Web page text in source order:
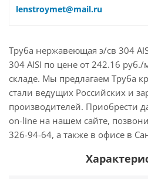
lenstroymet@mail.ru
Труба нержавеющая э/св 304
304 AISI по цене от 242.16
складе. Мы предлагаем Труба
стали ведущих Российских и
производителей. Приобрести
on-line на нашем сайте,
326-94-64, а также в офисе в